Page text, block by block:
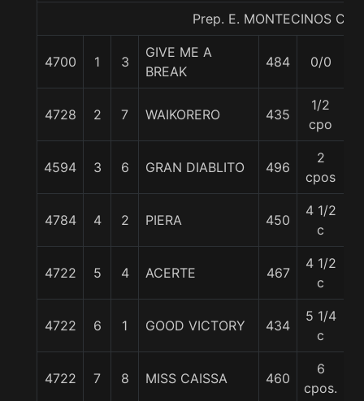
Prep. E. MONTECINOS C.
4700 1 3
GIVE ME A
BREAK
484 0/0
4728 2 7 WAIKORERO 435
1/2
cpo
4594 3 6 GRAN DIABLITO 496
2
cpos
4784 4 2 PIERA 450
4 1/2
c
4722 5 4 ACERTE 467
4 1/2
c
4722 6 1 GOOD VICTORY 434
5 1/4
c
4722 7 8 MISS CAISSA 460
6
cpos.